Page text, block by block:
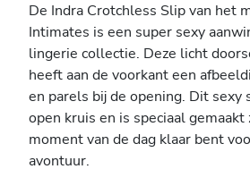
De Indra Crotchless Slip van het
Intimates is een super sexy
lingerie collectie. Deze licht
heeft aan de voorkant een
en parels bij de opening. Dit sexy
open kruis en is speciaal
moment van de dag klaar bent
avontuur.